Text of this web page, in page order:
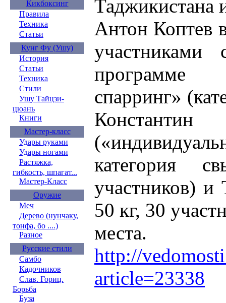
Кикбоксинг
Правила
Техника
Статьи
Кунг Фу (Ушу)
История
Статьи
Техника
Стили
Ушу Тайцзи-
цюань
Книги
Мастер-класс
Удары руками
Удары ногами
Растяжка,
гибкость, шпагат...
Мастер-Класс
Оружие
Меч
Дерево (нунчаку,
тонфа, бо ....)
Разное
Русские стили
Самбо
Кадочников
Слав. Гориц.
Борьба
Буза
Таджикистана
Антон Коптев
программе
спарринг»
категория
участников)
50 кг, 30
места.
http://
article=23338